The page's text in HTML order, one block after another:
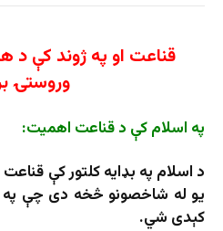
قناعت او په ژوند کې د
وروستۍ
په اسلام کې د قناعت اهمیت:
د اسلام په بډایه کلتور کې
یو له شاخصونو څخه دی چې
کېدی شي.